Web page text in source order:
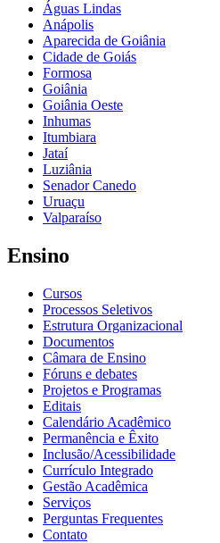
Águas Lindas
Anápolis
Aparecida de Goiânia
Cidade de Goiás
Formosa
Goiânia
Goiânia Oeste
Inhumas
Itumbiara
Jataí
Luziânia
Senador Canedo
Uruaçu
Valparaíso
Ensino
Cursos
Processos Seletivos
Estrutura Organizacional
Documentos
Câmara de Ensino
Fóruns e debates
Projetos e Programas
Editais
Calendário Acadêmico
Permanência e Êxito
Inclusão/Acessibilidade
Currículo Integrado
Gestão Acadêmica
Serviços
Perguntas Frequentes
Contato